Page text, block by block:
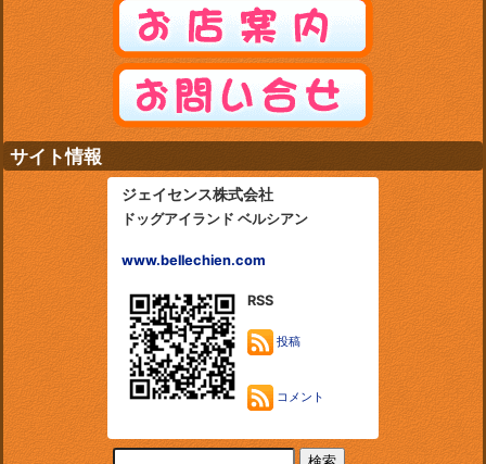
サイト情報
ジェイセンス株式会社
ドッグアイランド ベルシアン
www.bellechien.com
RSS
投稿
コメント